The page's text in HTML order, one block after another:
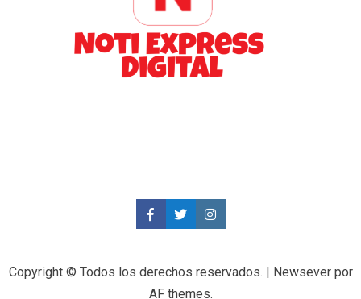
Copyright © Todos los derechos reservados. Newseverpor
AF themes.